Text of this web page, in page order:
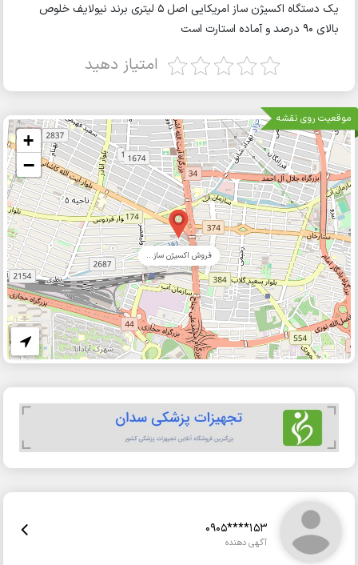
یک دستگاه اکسیژن ساز امریکایی اصل ۵ لیتری برند نیولایف خلوص
بالای ۹۰ درصد و آماده استارت است
امتیاز دهید
موقعیت روی نقشه
فروش اکسیژن ساز...
+
−
0905****153
آگهی دهنده